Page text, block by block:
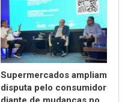
Supermercados ampliam
disputa pelo consumidor